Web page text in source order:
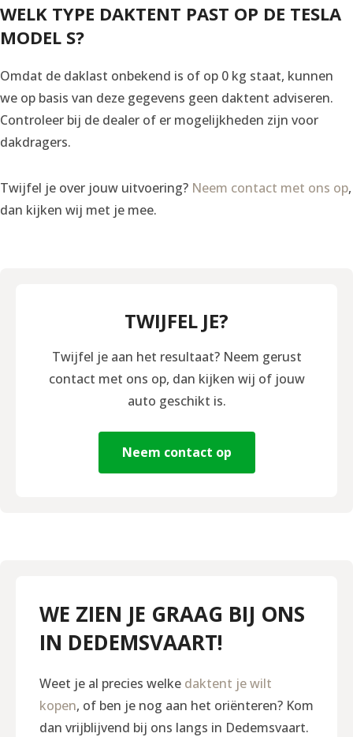
WELK TYPE DAKTENT PAST OP DE TESLA
MODEL S?
Omdat de daklast onbekend is of op 0 kg staat, kunnen
we op basis van deze gegevens geen daktent adviseren.
Controleer bij de dealer of er mogelijkheden zijn voor
dakdragers.
Twijfel je over jouw uitvoering? Neem contact met ons op,
dan kijken wij met je mee.
TWIJFEL JE?
Twijfel je aan het resultaat? Neem gerust
contact met ons op, dan kijken wij of jouw
auto geschikt is.
Neem contact op
WE ZIEN JE GRAAG BIJ ONS
IN DEDEMSVAART!
Weet je al precies welke daktent je wilt
kopen, of ben je nog aan het oriënteren? Kom
dan vrijblijvend bij ons langs in Dedemsvaart.